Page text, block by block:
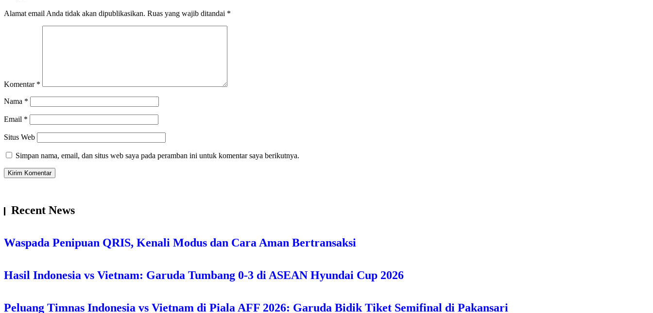
Alamat email Anda tidak akan dipublikasikan. Ruas yang wajib ditandai *
Komentar *
Nama *
Email *
Situs Web
Simpan nama, email, dan situs web saya pada peramban ini untuk komentar saya berikutnya.
Recent News
Waspada Penipuan QRIS, Kenali Modus dan Cara Aman Bertransaksi
Hasil Indonesia vs Vietnam: Garuda Tumbang 0-3 di ASEAN Hyundai Cup 2026
Peluang Timnas Indonesia vs Vietnam di Piala AFF 2026: Garuda Bidik Tiket Semifinal di Pakansari